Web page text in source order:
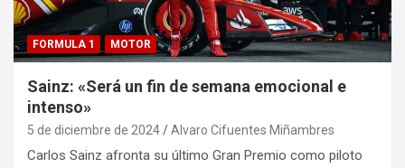
FORMULA 1 MOTOR
Sainz: «Será un fin de semana emocional e
intenso»
5 de diciembre de 2024 Alvaro Cifuentes Miñambres
Carlos Sainz afronta su último Gran Premio como piloto